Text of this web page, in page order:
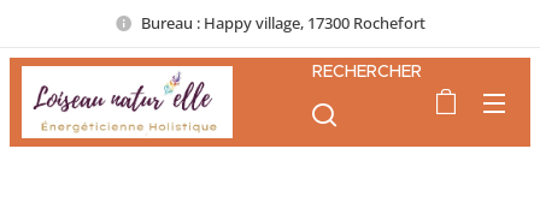
Bureau : Happy village, 17300 Rochefort
RECHERCHER